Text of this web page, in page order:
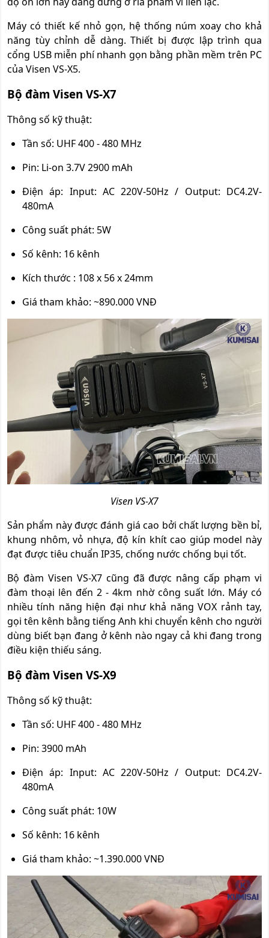
Máy có thiết kế nhỏ gọn, hệ thống núm xoay cho khả
năng tùy chỉnh dễ dàng. Thiết bị được lập trình qua
cổng USB miễn phí nhanh gọn bằng phần mềm trên PC
của Visen VS-X5.
Bộ đàm Visen VS-X7
Thông số kỹ thuật:
Tần số: UHF 400 - 480 MHz
Pin: Li-on 3.7V 2900 mAh
Điện áp: Input: AC 220V-50Hz / Output: DC4.2V-
480mA
Công suất phát: 5W
Số kênh: 16 kênh
Kích thước : 108 x 56 x 24mm
Giá tham khảo: ~890.000 VNĐ
Visen VS-X7
Sản phẩm này được đánh giá cao bởi chất lượng bền bỉ,
khung nhôm, vỏ nhựa, độ kín khít cao giúp model này
đạt được tiêu chuẩn IP35, chống nước chống bụi tốt.
Bộ đàm Visen VS-X7 cũng đã được nâng cấp phạm vi
đàm thoại lên đến 2 - 4km nhờ công suất lớn. Máy có
nhiều tính năng hiện đại như khả năng VOX rảnh tay,
gọi tên kênh bằng tiếng Anh khi chuyển kênh cho người
dùng biết bạn đang ở kênh nào ngay cả khi đang trong
điều kiện thiếu sáng.
Bộ đàm Visen VS-X9
Thông số kỹ thuật:
Tần số: UHF 400 - 480 MHz
Pin: 3900 mAh
Điện áp: Input: AC 220V-50Hz / Output: DC4.2V-
480mA
Công suất phát: 10W
Số kênh: 16 kênh
Giá tham khảo: ~1.390.000 VNĐ